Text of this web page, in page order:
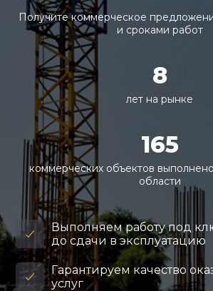
Получите коммерческое
и сроками работ
8
лет на рынке
165
коммерческих объектов
области
Выполняем работу под
до сдачи в эксплуатацию
Гарантируем качество
услуг